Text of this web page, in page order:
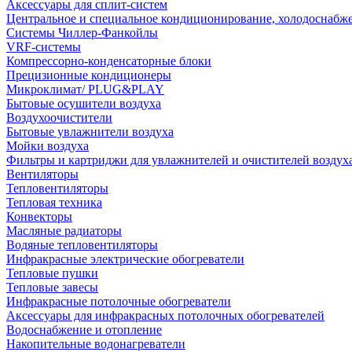
Аксессуары для сплит-систем
Центральное и специальное кондиционирование,
Системы Чиллер-Фанкойлы
VRF-системы
Компрессорно-конденсаторные блоки
Прецизионные кондиционеры
Микроклимат/ PLUG&PLAY
Бытовые осушители воздуха
Воздухоочистители
Бытовые увлажнители воздуха
Мойки воздуха
Фильтры и картриджи для увлажнителей и очистителей
Вентиляторы
Тепловентиляторы
Тепловая техника
Конвекторы
Масляные радиаторы
Водяные тепловентиляторы
Инфракрасные электрические обогреватели
Тепловые пушки
Тепловые завесы
Инфракрасные потолочные обогреватели
Аксессуары для инфракрасных потолочных обогревателей
Водоснабжение и отопление
Накопительные водонагреватели